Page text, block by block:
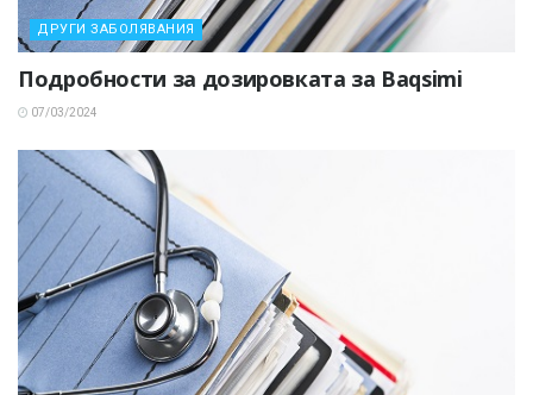
ДРУГИ ЗАБОЛЯВАНИЯ
Подробности за дозировката за Baqsimi
07/03/2024